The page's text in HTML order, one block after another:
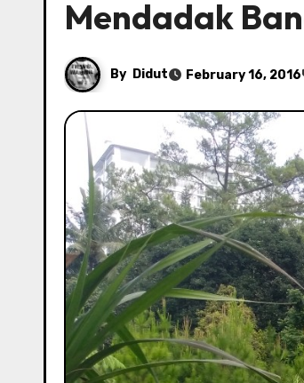
Mendadak
By Didut February 16, 2016